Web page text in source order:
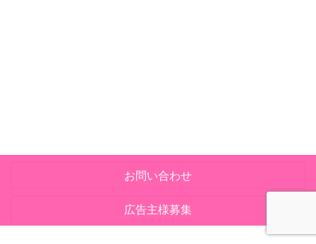
お問い合わせ
広告主様募集